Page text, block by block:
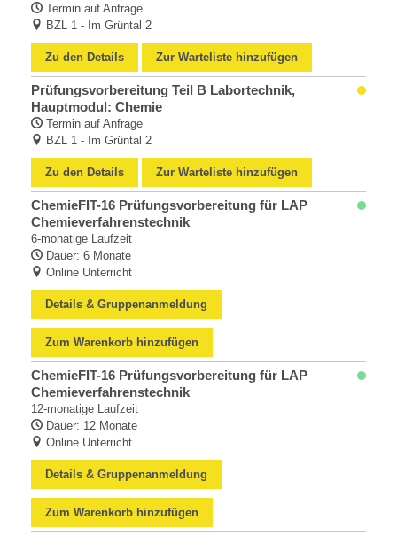
Termin auf Anfrage
BZL 1 - Im Grüntal 2
Zu den Details Zur Warteliste hinzufügen
Prüfungsvorbereitung Teil B Labortechnik,
Hauptmodul: Chemie
Termin auf Anfrage
BZL 1 - Im Grüntal 2
Zu den Details Zur Warteliste hinzufügen
ChemieFIT-16 Prüfungsvorbereitung für LAP
Chemieverfahrenstechnik
6-monatige Laufzeit
Dauer: 6 Monate
Online Unterricht
Details & Gruppenanmeldung
Zum Warenkorb hinzufügen
ChemieFIT-16 Prüfungsvorbereitung für LAP
Chemieverfahrenstechnik
12-monatige Laufzeit
Dauer: 12 Monate
Online Unterricht
Details & Gruppenanmeldung
Zum Warenkorb hinzufügen